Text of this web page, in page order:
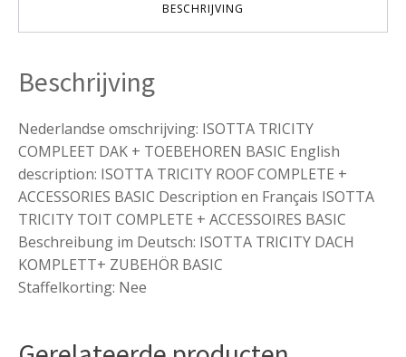
BESCHRIJVING
Beschrijving
Nederlandse omschrijving: ISOTTA TRICITY
COMPLEET DAK + TOEBEHOREN BASIC English
description: ISOTTA TRICITY ROOF COMPLETE +
ACCESSORIES BASIC Description en Français ISOTTA
TRICITY TOIT COMPLETE + ACCESSOIRES BASIC
Beschreibung im Deutsch: ISOTTA TRICITY DACH
KOMPLETT+ ZUBEHÖR BASIC
Staffelkorting: Nee